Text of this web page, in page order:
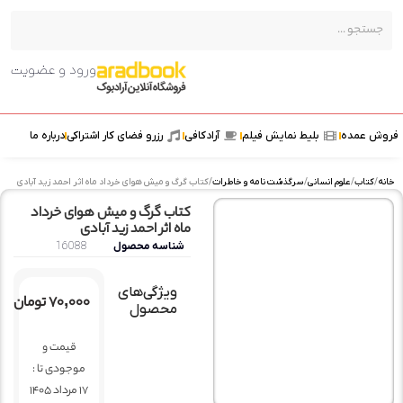
ورود و عضویت
عمده بلیط نمایش فیلم آرادکافی رزرو فضای کار اشتراکیدرباره ما
کتاب/علوم انسانی/ سرگذشت نامه و خاطرات/ کتاب گرگ و میش هوای خرداد ماه اثر احمد زید آبادی
کتاب گرگ و میش هوای خرداد
ماه اثر احمد زید آبادی
شناسه محصول 16088
ویژگی‌های
محصول
۷۰,۰۰۰تومان
قیمت و
موجودی تا :
17 مرداد 1405